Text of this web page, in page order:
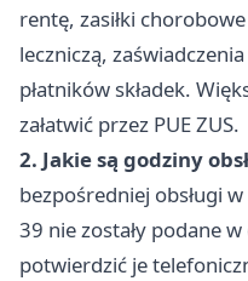
rentę, zasiłki
leczniczą,
płatników składek.
załatwić przez PUE ZUS.
2. Jakie są godziny
bezpośredniej obsługi
39 nie zostały podane
potwierdzić je